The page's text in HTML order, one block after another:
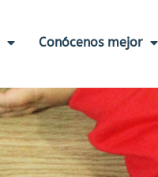
Conócenos mejor